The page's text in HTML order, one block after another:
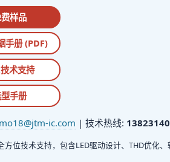
样品
手册 (PDF)
术支持
手册
ic.com | 技术热线:
方位技术支持，包含LED驱动设计、THD优化